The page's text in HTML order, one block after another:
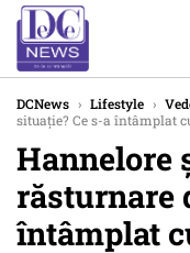
DCNews › Lifestyle ›
situație? Ce s-a întâmplat
Hannelore
răsturnare
întâmplat